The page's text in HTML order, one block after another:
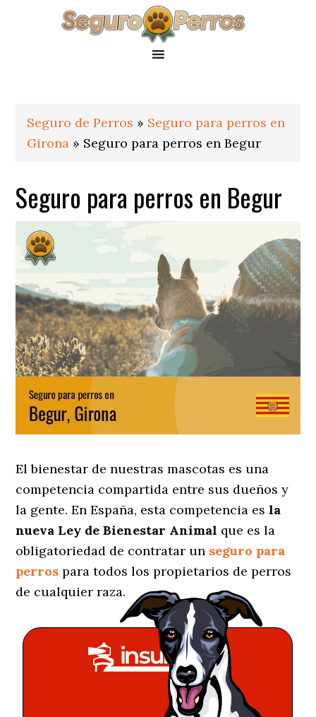
Seguro de Perros » Seguro para perros en
Girona » Seguro para perros en Begur
Seguro para perros en Begur
El bienestar de nuestras mascotas es una
competencia compartida entre sus dueños y
la gente. En España, esta competencia esla
nueva Ley de Bienestar Animal que es la
obligatoriedad de contratar un seguro para
perros para todos los propietarios de perros
de cualquier raza.